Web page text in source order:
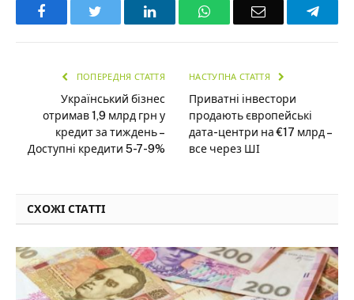
Facebook LinkedInWhatsAppEmail
ПОПЕРЕДНЯ СТАТТЯ
Український бізнес
отримав 1,9 млрд грн у
кредит за тиждень –
Доступні кредити 5-7-9%
НАСТУПНА СТАТТЯ
Приватні інвестори
продають європейські
дата-центри на €17 млрд –
все через ШІ
СХОЖІ СТАТТІ